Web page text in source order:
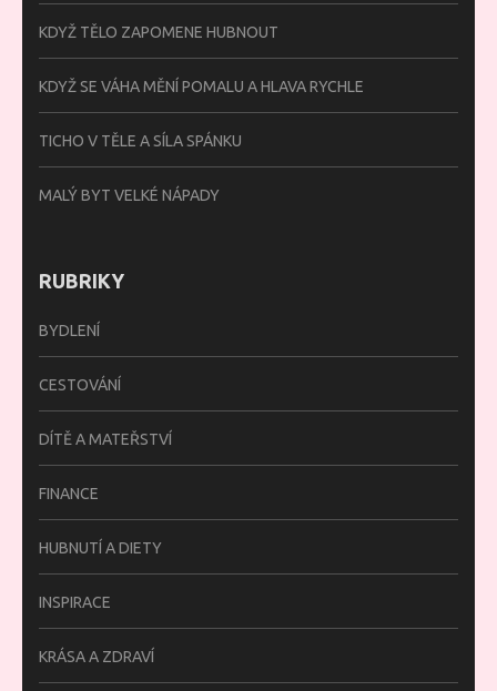
KDYŽ TĚLO ZAPOMENE HUBNOUT
KDYŽ SE VÁHA MĚNÍ POMALU A HLAVA RYCHLE
TICHO V TĚLE A SÍLA SPÁNKU
MALÝ BYT VELKÉ NÁPADY
RUBRIKY
BYDLENÍ
CESTOVÁNÍ
DÍTĚ A MATEŘSTVÍ
FINANCE
HUBNUTÍ A DIETY
INSPIRACE
KRÁSA A ZDRAVÍ